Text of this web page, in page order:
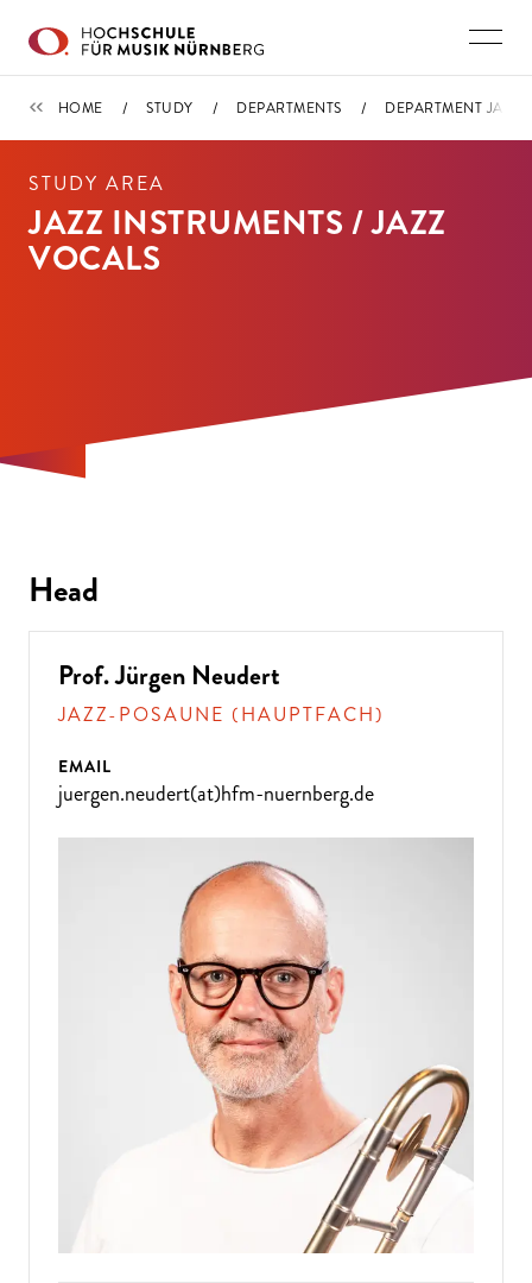
DEPARTMENT JAZZ
HOME STUDY DEPARTMENTS DEPARTMENT JAZZ
STUDY AREA
JAZZ INSTRUMENTS / JAZZ
VOCALS
Head
Prof. Jürgen Neudert
JAZZ-POSAUNE (HAUPTFACH)
EMAIL
juergen.neudert(at)hfm-nuernberg.de